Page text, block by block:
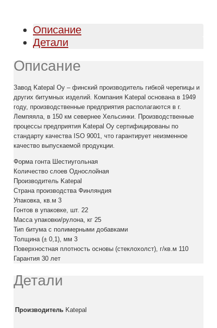
Описание
Детали
Описание
Завод Katepal Oy – финский производитель гибкой черепицы и
других битумных изделий. Компания Katepal основана в 1949
году, производственные предприятия располагаются в г.
Лемпяяла, в 150 км севернее Хельсинки. Производственные
процессы предприятия Katepal Oy сертифицированы по
стандарту качества ISO 9001, что гарантирует неизменное
качество выпускаемой продукции.
Форма гонта Шестиугольная
Количество слоев Однослойная
Производитель Katepal
Страна производства Финляндия
Упаковка, кв.м 3
Гонтов в упаковке, шт. 22
Масса упаковки/рулона, кг 25
Тип битума с полимерными добавками
Толщина (± 0,1), мм 3
Поверхностная плотность основы (стеклохолст), г/кв.м 110
Гарантия 30 лет
Детали
Производитель Katepal